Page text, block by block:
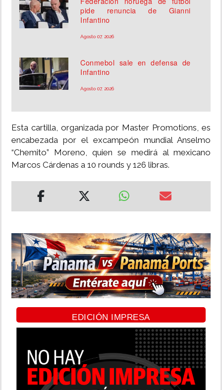
pide renuncia de Gianni
Infantino
Agosto 07, 2026
Conmebol sale en defensa de
Infantino
Agosto 07, 2026
Esta cartilla, organizada por Master Promotions, es
encabezada por el excampeón mundial Anselmo
“Chemito” Moreno, quien se medirá al mexicano
Marcos Cárdenas a 10 rounds y 126 libras.
EDICIÓN IMPRESA